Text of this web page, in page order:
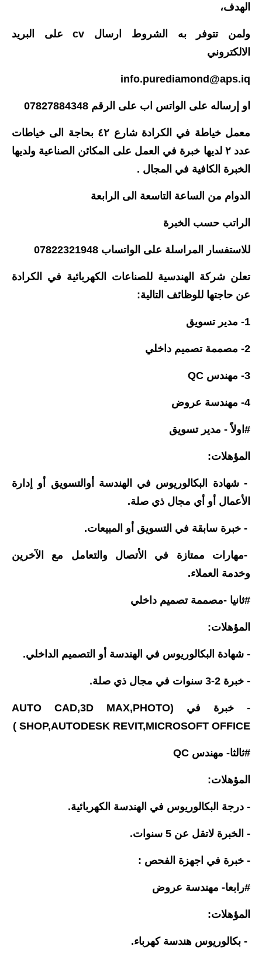
كتب مدرسية
المرحلة الابتدائية
المرحلة المتوسطة
المرحلة المتوسطة
الجامعات
اخبار وقرارات وزارة التعليم
الطقس
العطل
صحة وطب
فن ومشاهير
الهدف،
ولمن تتوفر به الشروط ارسال cv على البريد
الالكتروني
info.purediamond@aps.iq
او إرساله على الواتس اب على الرقم 07827884348
معمل خياطة في الكرادة شارع ٤٢ بحاجة الى خياطات
عدد ٢ لديها خبرة في العمل على المكائن الصناعية ولديها
الخبرة الكافية في المجال .
الدوام من الساعة التاسعة الى الرابعة
الراتب حسب الخبرة
للاستفسار المراسلة على الواتساب 07822321948
تعلن شركة الهندسية للصناعات الكهربائية في الكرادة
عن حاجتها للوظائف التالية:
1- مدير تسويق
2- مصممة تصميم داخلي
3- مهندس QC
4- مهندسة عروض
#اولاً - مدير تسويق
المؤهلات:
- شهادة البكالوريوس في الهندسة أوالتسويق أو إدارة
الأعمال أو أي مجال ذي صلة.
- خبرة سابقة في التسويق أو المبيعات.
-مهارات ممتازة في الأتصال والتعامل مع الآخرين
وخدمة العملاء.
#ثانيا -مصممة تصميم داخلي
المؤهلات:
- شهادة البكالوريوس في الهندسة أو التصميم الداخلي.
- خبرة 2-3 سنوات في مجال ذي صلة.
- خبرة في (AUTO CAD,3D MAX,PHOTO
SHOP,AUTODESK REVIT,MICROSOFT OFFICE )
#ثالثا- مهندس QC
المؤهلات:
- درجة البكالوريوس في الهندسة الكهربائية.
- الخبرة لاتقل عن 5 سنوات.
- خبرة في اجهزة الفحص :
#رابعا- مهندسة عروض
المؤهلات:
- بكالوريوس هندسة كهرباء.